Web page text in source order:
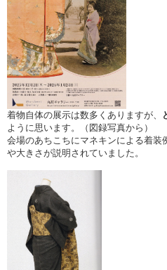
着物自体の展示は数多くありますが、
ように思います。（図録写真から）
会場のあちこちにマネキンによる着
や大きさが説明されていました。